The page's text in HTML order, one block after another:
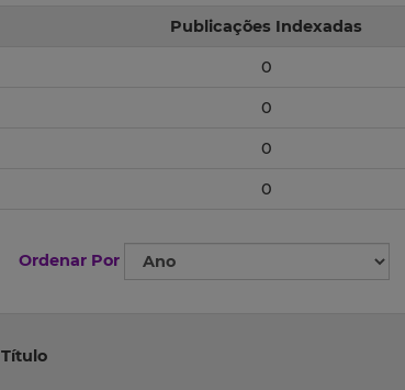
Publicações Indexadas
0
0
0
0
Ordenar Por
Título